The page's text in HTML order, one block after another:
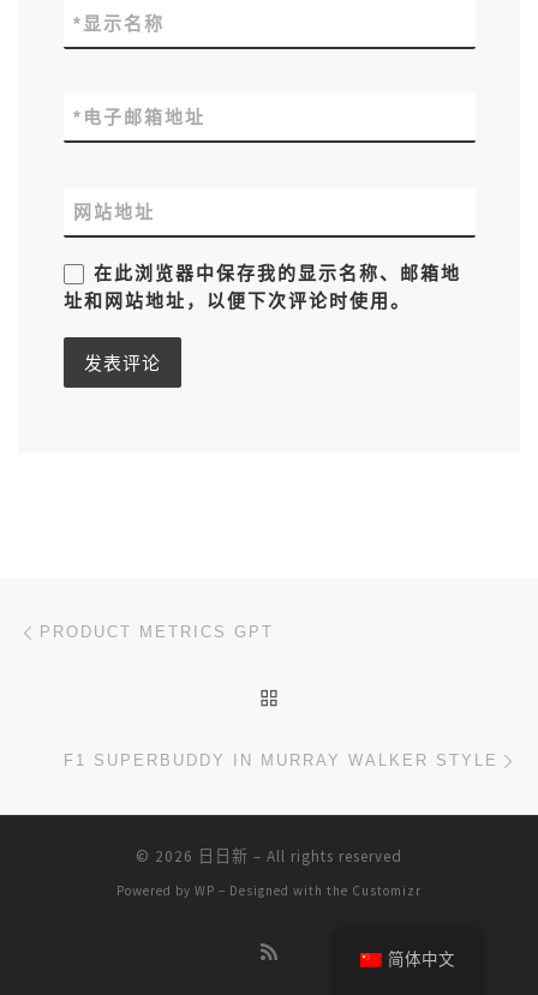
显示名称
*
电子邮箱地址
*
网站地址
在此浏览器中保存我的显示名称、邮箱地
址和网站地址，以便下次评论时使用。
文章导航
PRODUCT METRICS GPT
F1 SUPERBUDDY IN MURRAY WALKER STYLE
© 2026 日日新 – All rights reserved
Powered by WP – Designed with the Customizr
简体中文